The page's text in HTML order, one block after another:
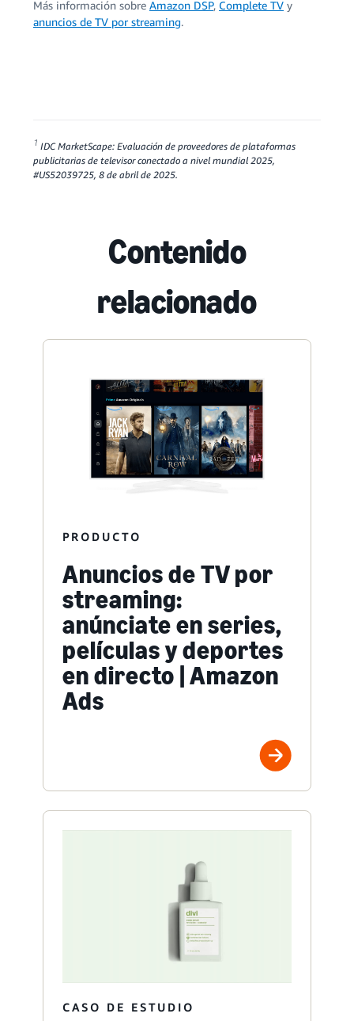
Más información sobre Amazon DSP, Complete TV y
anuncios de TV por streaming.
1 IDC MarketScape: Evaluación de proveedores de plataformas
publicitarias de televisor conectado a nivel mundial 2025,
#US52039725, 8 de abril de 2025.
Contenido
relacionado
PRODUCTO
Anuncios de TV por
streaming:
anúnciate en series,
películas y deportes
en directo | Amazon
Ads
CASO DE ESTUDIO